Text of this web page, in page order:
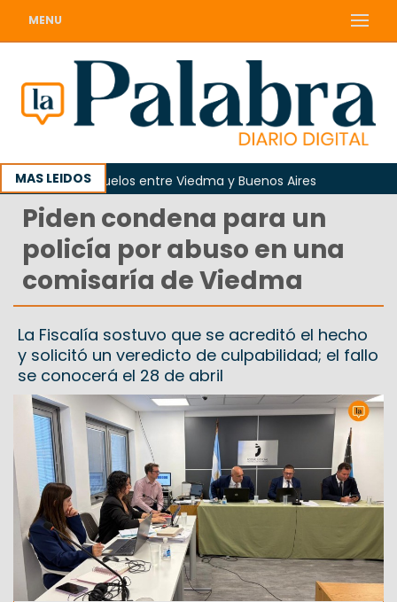
MENU
MAS LEIDOS
de vuelos entre Viedma y Buenos Aires
Piden condena para un
policía por abuso en una
comisaría de Viedma
La Fiscalía sostuvo que se acreditó el hecho
y solicitó un veredicto de culpabilidad; el fallo
se conocerá el 28 de abril